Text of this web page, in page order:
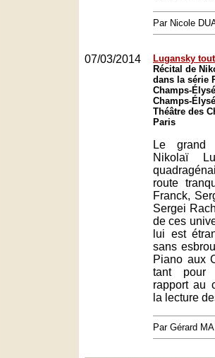
Par Nicole
07/03/2014
Lugansky
Récital de
dans la série
Champs-
Champs-
Théâtre des
Paris
Le grand
Nikolaï
route
Franck,
Sergei
de ces
lui est
sans
Piano aux
tant
rapport au
la lecture
Par Gérard